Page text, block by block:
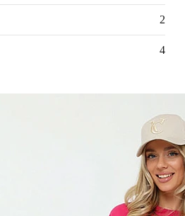
2
4